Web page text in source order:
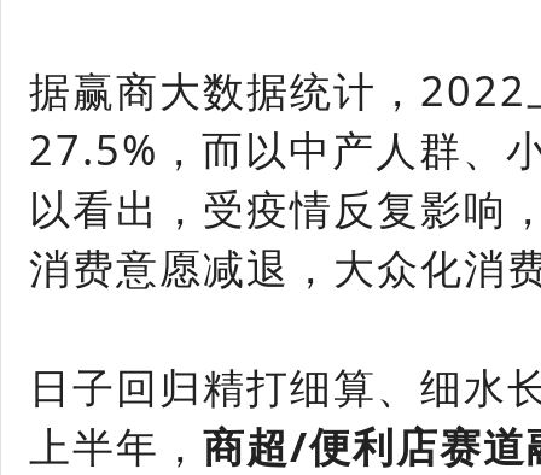
据赢商大数据统计，
27.5%，而以中产人群、
以看出，受疫情反复影响
消费意愿减退，大众化消
日子回归精打细算、细水
上半年， 商超/便利店赛